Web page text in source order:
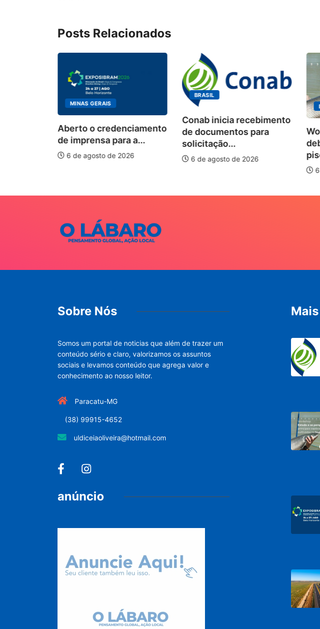
Posts Relacionados
MINAS GERAIS
Aberto o credenciamento
de imprensa para a...
6 de agosto de 2026
BRASIL
Conab inicia recebimento
de documentos para
solicitação...
6 de agosto de 2026
Sobre Nós
Somos um portal de noticias que além de trazer um
conteúdo sério e claro, valorizamos os assuntos
sociais e levamos conteúdo que agrega valor e
conhecimento ao nosso leitor.
Paracatu-MG
(38) 99915-4652
uldiceiaoliveira@hotmail.com
anúncio